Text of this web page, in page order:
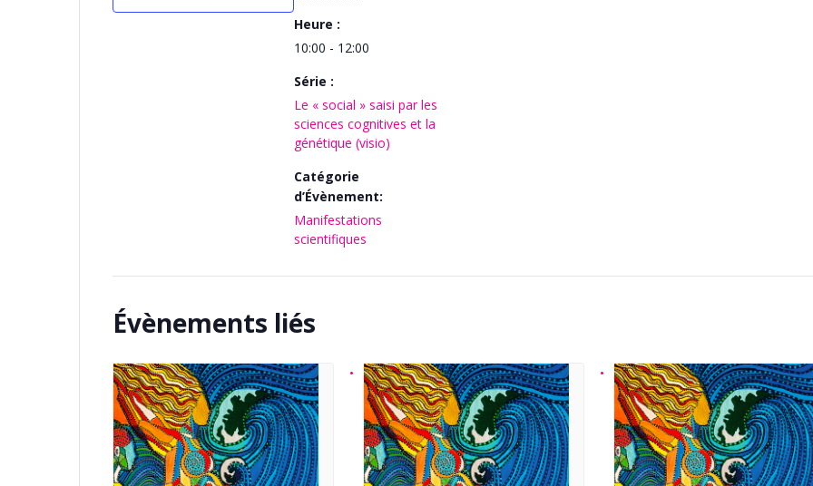
Heure :
10:00 - 12:00
Série :
Le « social » saisi par les
sciences cognitives et la
génétique (visio)
Catégorie
d’Évènement:
Manifestations
scientifiques
Évènements liés